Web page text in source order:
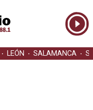
LEÓN SALAMANCA